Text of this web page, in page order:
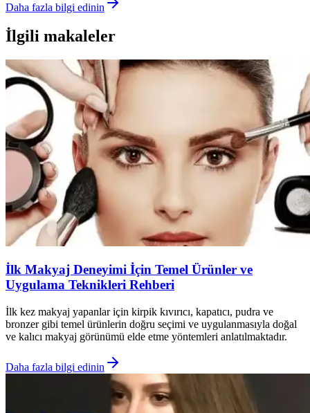
Daha fazla bilgi edinin
İlgili makaleler
İlk Makyaj Deneyimi İçin Temel Ürünler ve
Uygulama Teknikleri Rehberi
İlk kez makyaj yapanlar için kirpik kıvırıcı, kapatıcı, pudra ve
bronzer gibi temel ürünlerin doğru seçimi ve uygulanmasıyla doğal
ve kalıcı makyaj görünümü elde etme yöntemleri anlatılmaktadır.
Daha fazla bilgi edinin